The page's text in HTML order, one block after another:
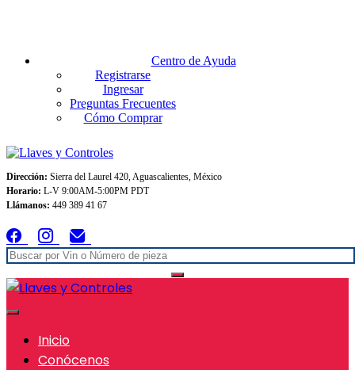
Centro de Ayuda
Registrarse
Ingresar
Preguntas Frecuentes
Cómo Comprar
Dirección: Sierra del Laurel 420, Aguascalientes, México
Horario: L-V 9:00AM-5:00PM PDT
Llámanos: 449 389 41 67
Inicio
Conócenos